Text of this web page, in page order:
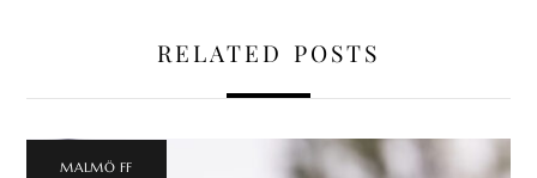
RELATED POSTS
MALMÖ FF